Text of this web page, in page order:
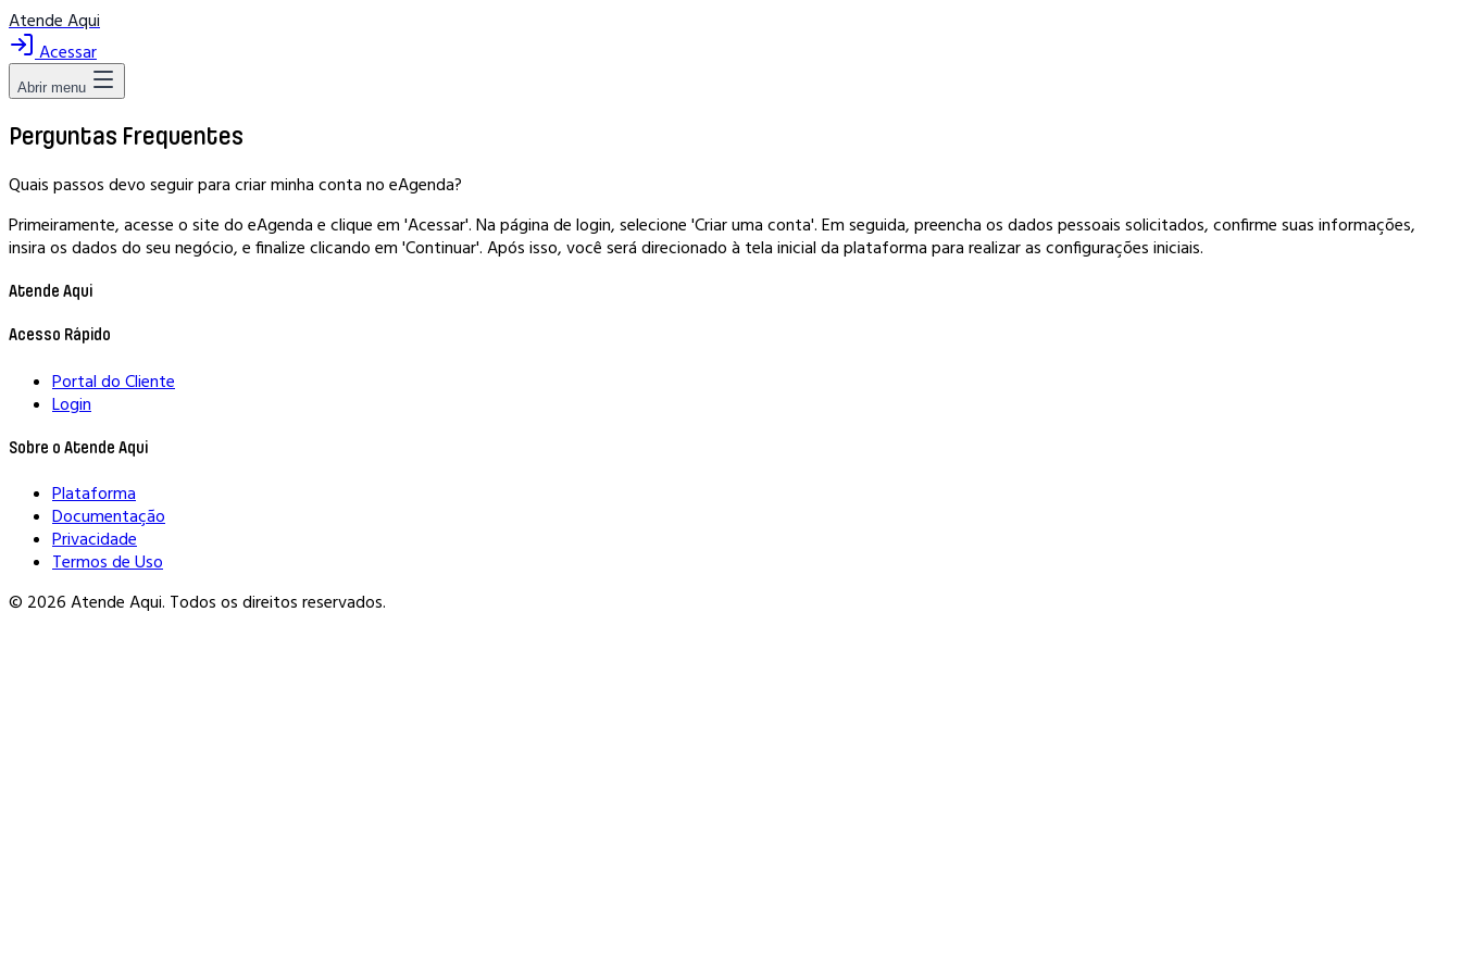
Atende Aqui
Acessar
Abrir menu
Perguntas Frequentes
Quais passos devo seguir para criar minha conta no eAgenda?
Primeiramente, acesse o site do eAgenda e clique em 'Acessar'. Na página de login, selecione 'Criar uma conta'. Em seguida, preencha os dados pessoais solicitados, confirme suas informações,
insira os dados do seu negócio, e finalize clicando em 'Continuar'. Após isso, você será direcionado à tela inicial da plataforma para realizar as configurações iniciais.
Atende Aqui
Acesso Rápido
Portal do Cliente
Login
Sobre o Atende Aqui
Plataforma
Documentação
Privacidade
Termos de Uso
© 2026 Atende Aqui. Todos os direitos reservados.